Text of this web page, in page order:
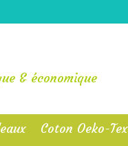
& économique
Coton Oeko-Tex